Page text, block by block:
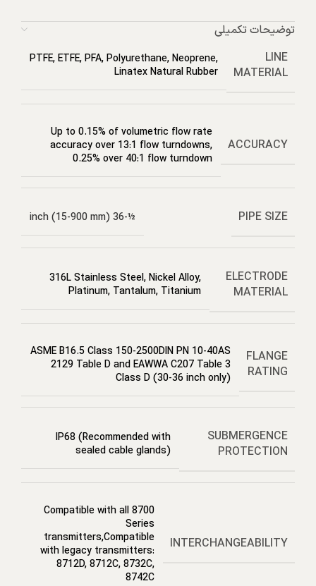
توضیحات تکمیلی
LINE
MATERIAL
PTFE, ETFE, PFA, Polyurethane, Neoprene,
Linatex Natural Rubber
ACCURACY
Up to 0.15% of volumetric flow rate
accuracy over 13:1 flow turndowns,
0.25% over 40:1 flow turndown
PIPE SIZE
½-36 inch (15-900 mm)
ELECTRODE
MATERIAL
316L Stainless Steel, Nickel Alloy,
Platinum, Tantalum, Titanium
FLANGE
RATING
ASME B16.5 Class 150-2500DIN PN 10-40AS
2129 Table D and EAWWA C207 Table 3
Class D (30-36 inch only)
SUBMERGENCE
PROTECTION
IP68 (Recommended with
sealed cable glands)
INTERCHANGEABILITY
Compatible with all 8700
Series
transmitters,Compatible
with legacy transmitters:
8712D, 8712C, 8732C,
8742C